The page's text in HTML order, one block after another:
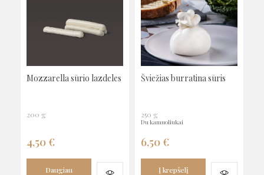
Mozzarella sūrio lazdeles
200 g
4,50 €
Daugiau
Šviežias burratina sūris
250 g
du kamuoliukai
6,50 €
Į krepšelį